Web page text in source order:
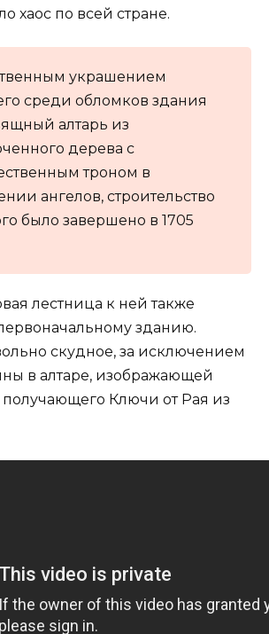
хаос по всей стране.
украшением
среди обломков здания
алтарь из
дерева с
троном в
ангелов, строительство
было завершено в 1705
лестница к ней также
зданию.
скудное, за исключением
в алтаре, изображающей
получающего Ключи от Рая из